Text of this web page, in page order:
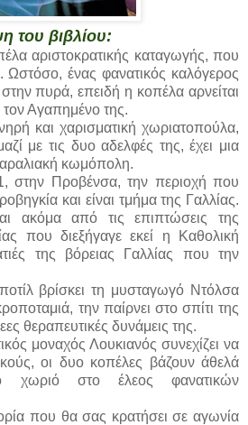
του βιβλίου:
αριστοκρατικής καταγωγής, που
Ωστόσο, ένας φανατικός καλόγερος
στην πυρά, επειδή η κοπέλα αρνείται
τον Αγαπημένο της.
και χαρισματική χωριατοπούλα,
με τις δυο αδελφές της, έχει μια
κωμόπολη.
στην Προβένσα, την περιοχή που
και είναι τμήμα της Γαλλίας.
ακόμα από τις επιπτώσεις της
που διεξήγαγε εκεί η Καθολική
της βόρειας Γαλλίας που την
βρίσκει τη μυσταγωγό Ντόλσα
την παίρνει στο σπίτι της
θεραπευτικές δυνάμεις της.
μοναχός Λουκιανός συνεχίζει να
οι δυο κοπέλες βάζουν άθελά
χωριό στο έλεος φανατικών
που θα σας κρατήσει σε αγωνία